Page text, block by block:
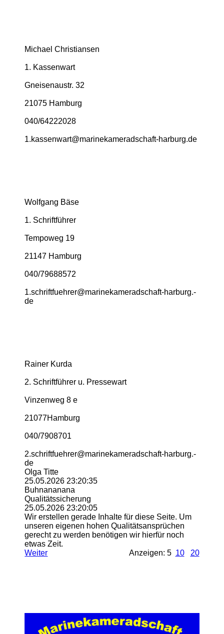
Michael Christiansen
1. Kassenwart
Gneisenaustr. 32
21075 Hamburg
040/64222028
1.­kassenwart@­marinekameradschaft-­harburg.­de
Wolfgang Bäse
1. Schriftführer
Tempoweg 19
21147 Hamburg
040/79688572
1.­schriftfuehrer@­marinekameradschaft-­harburg.­
de
Rainer Kurda
2. Schriftführer u. Pressewart
Vinzenweg 8 e
21077Hamburg
040/7908701
2.­schriftfuehrer@­marinekameradschaft-­harburg.­
de
Olga Titte
25.05.2026 23:20:35
Buhnananana
Qualitätssicherung
25.05.2026 23:20:05
Wir erstellen gerade Inhalte für diese Seite. Um
unseren eigenen hohen Qualitätsansprüchen
gerecht zu werden benötigen wir hierfür noch
etwas Zeit.
Weiter
Anzeigen: 5 10 20